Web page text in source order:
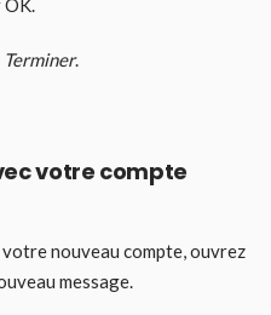
OK.
Terminer.
votre compte
nouveau compte, ouvrez
message.